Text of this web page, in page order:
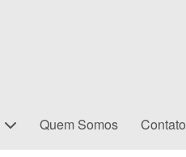
Quem Somos Contato